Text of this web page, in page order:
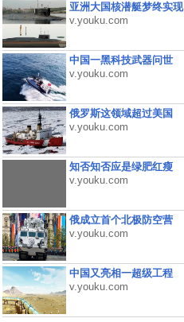
亚洲大国核潜艇梦终实现
v.youku.com
中国一黑科技武器问世
v.youku.com
俄罗斯这领域超过美国
v.youku.com
知否知否应是绿肥红瘦
v.youku.com
俄成立首个北极防空营
v.youku.com
中国又亮相一超级工程
v.youku.com